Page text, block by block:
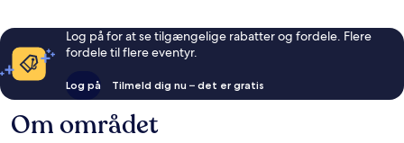
Log på for at se tilgængelige rabatter og fordele. Flere
fordele til flere eventyr.
Log på Tilmeld dig nu – det er gratis
Om området